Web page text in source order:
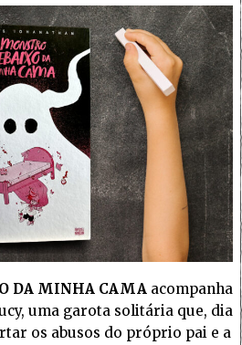
DA MINHA CAMA acompanha
uma garota solitária que, dia
os abusos do próprio pai e a